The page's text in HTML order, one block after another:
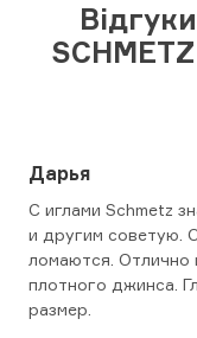
Дарья
С иглами Schmetz
и другим советую.
ломаются.
плотного джинса.
размер.